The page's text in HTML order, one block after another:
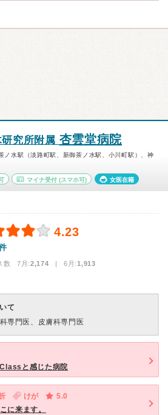
究所附属 杏雲堂病院
ノ水駅（淡路町駅、新御茶ノ水駅、小川町駅）、神
マイナ受付 (スマホ可) 女医在籍
4.23
数 7月:2,174 | 6月:1,913
て
専門医、皮膚科専門医
と感じた病院
けが
5.0
に来ます。